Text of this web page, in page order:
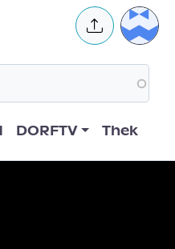
User
DORFTV Thek